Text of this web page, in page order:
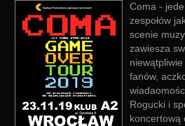
Coma -
zespołów
scenie
zawiesza
fanów,
Rogucki i
koncertową